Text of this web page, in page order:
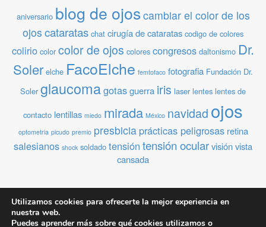
aniversario blog de ojoscambiar el color de los
ojos cataratas chat cirugía de cataratas codigo de colores
colirio color color de ojos colores congresos daltonismo Dr.
Soler elche FacoElche femtofaco fotografia Fundación Dr.
Soler glaucomagotasguerra iris laser lentes lentes de
contacto lentillas miedo mirada México navidad ojos
optometria picudo premio presbicia prácticas peligrosas retina
salesianos shock soldado tensión tensión ocularvisiónvista
cansada
Archivos
Archivos
Utilizamos cookies para ofrecerte la mejor experiencia en
nuestra web.
Puedes aprender más sobre qué cookies utilizamos o